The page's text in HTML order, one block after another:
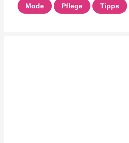
Mode Pflege Tipps